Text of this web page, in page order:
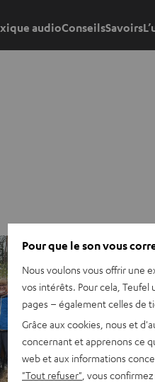
audioConseilsSavoirs
Pour que le son vous
Nous voulons vous offrir une
vos intérêts. Pour cela, Teufel
pages – également celles de
Grâce aux cookies, nous et
concernant et apprenons ce
web et aux informations
"Tout refuser" , vous